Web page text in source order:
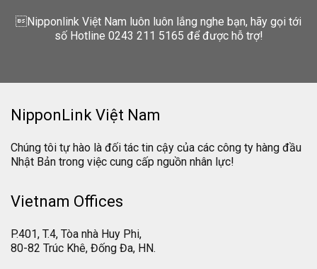
Nipponlink Việt Nam luôn luôn lắng nghe bạn, hãy gọi tới
số Hotline 0243 211 5165 để được hỗ trợ!
NipponLink Việt Nam
Chúng tôi tự hào là đối tác tin cậy của các công ty hàng đầu
Nhật Bản trong việc cung cấp nguồn nhân lực!
Vietnam Offices
P.401, T.4, Tòa nhà Huy Phi,
80-82 Trúc Khê, Đống Đa, HN.